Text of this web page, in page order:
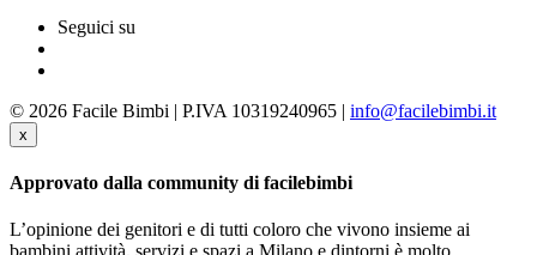
Seguici su
© 2026 Facile Bimbi | P.IVA 10319240965 | info@facilebimbi.it
x
Approvato dalla community di facilebimbi
L’opinione dei genitori e di tutti coloro che vivono insieme ai
bambini attività, servizi e spazi a Milano e dintorni è molto